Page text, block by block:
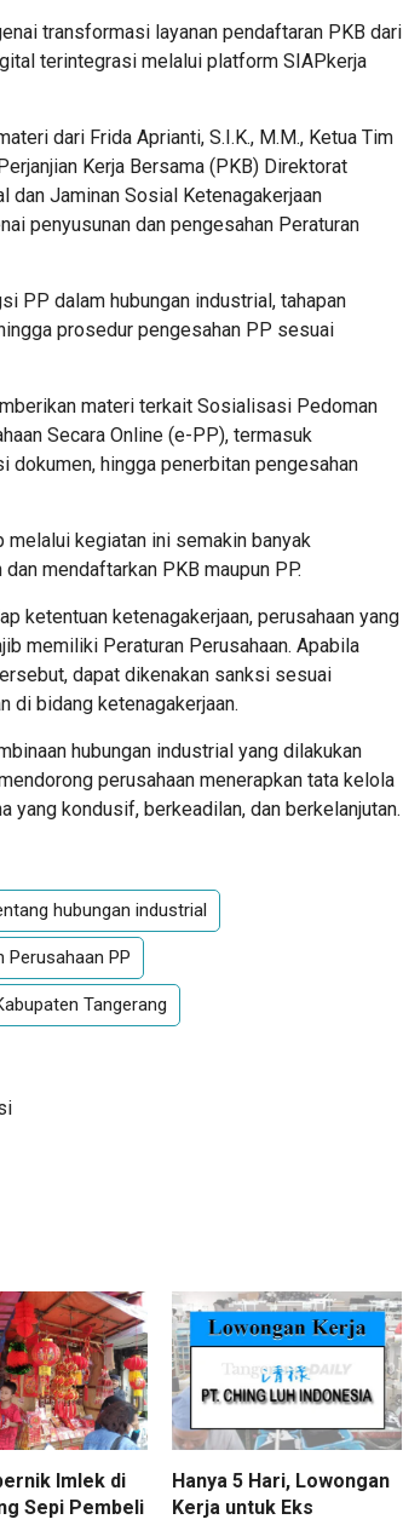
transformasi layanan pendaftaran PKB dari
terintegrasi melalui platform SIAPkerja
dari Frida Aprianti, S.I.K., M.M., Ketua Tim
Kerja Bersama (PKB) Direktorat
dan Jaminan Sosial Ketenagakerjaan
penyusunan dan pengesahan Peraturan
PP dalam hubungan industrial, tahapan
prosedur pengesahan PP sesuai
materi terkait Sosialisasi Pedoman
Secara Online (e-PP), termasuk
hingga penerbitan pengesahan
melalui kegiatan ini semakin banyak
mendaftarkan PKB maupun PP.
ketentuan ketenagakerjaan, perusahaan yang
memiliki Peraturan Perusahaan. Apabila
dapat dikenakan sanksi sesuai
di bidang ketenagakerjaan.
hubungan industrial yang dilakukan
perusahaan menerapkan tata kelola
yang kondusif, berkeadilan, dan berkelanjutan.
hubungan industrial
Perusahaan PP
Tangerang
Imlek di
Sepi Pembeli
Hanya 5 Hari, Lowongan
Kerja untuk Eks